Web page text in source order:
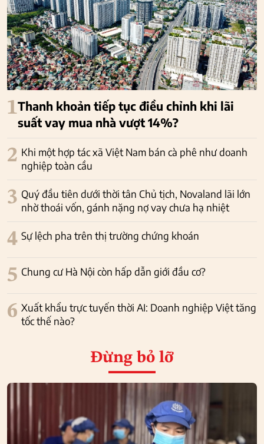
1Thanh khoản tiếp tục điều chỉnh khi lãi
suất vay mua nhà vượt 14%?
2 Khi một hợp tác xã Việt Nam bán cà phê như doanh
nghiệp toàn cầu
3 Quý đầu tiên dưới thời tân Chủ tịch, Novaland lãi lớn
nhờ thoái vốn, gánh nặng nợ vay chưa hạ nhiệt
4 Sự lệch pha trên thị trường chứng khoán
5 Chung cư Hà Nội còn hấp dẫn giới đầu cơ?
6 Xuất khẩu trực tuyến thời AI: Doanh nghiệp Việt tăng
tốc thế nào?
Đừng bỏ lỡ